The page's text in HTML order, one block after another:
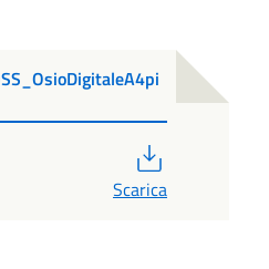
Scarica